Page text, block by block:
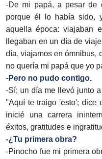
-De mi papá, a pesar de
porque él lo había sido,
aquella época: viajaban
llegaban en un día de
día, viajamos en ómnibus,
no quería mi papá que yo
-Pero no pudo contigo.
-Sí; un día me llevó junto
"Aquí te traigo 'esto'; dice
inicié una carrera
éxitos, gratitudes e
-¿Tu primera obra?
-Pinocho fue mi primera